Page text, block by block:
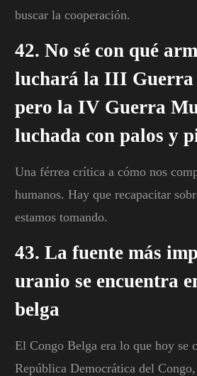
buscar la cooperación.
42. No sé con qué
luchará la III
pero la IV Guerra
luchada con palos y
Una férrea crítica a cómo nos
humanos. Hay que recapacitar
estamos tomando.
43. La fuente más
uranio se encuentra
belga
El Congo Belga era lo que hoy se
República Democrática del